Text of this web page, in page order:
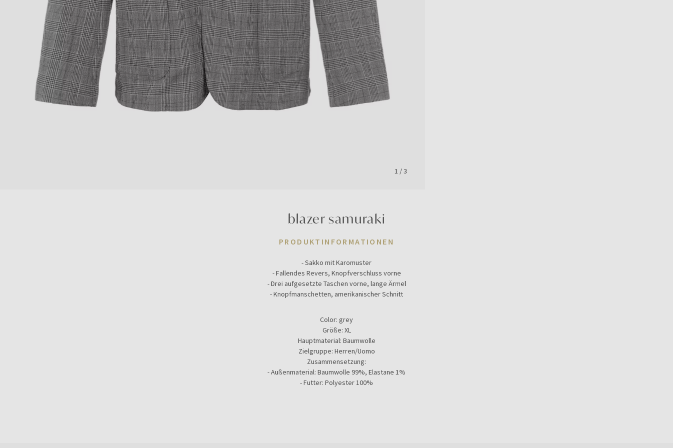
1 /3
blazer samuraki
PRODUKTINFORMATIONEN
- Sakko mit Karomuster
- Fallendes Revers, Knopfverschluss vorne
- Drei aufgesetzte Taschen vorne, lange Ärmel
- Knopfmanschetten, amerikanischer Schnitt
Color: grey
Größe: XL
Hauptmaterial: Baumwolle
Zielgruppe: Herren/Uomo
Zusammensetzung:
- Außenmaterial: Baumwolle 99%, Elastane 1%
- Futter: Polyester 100%